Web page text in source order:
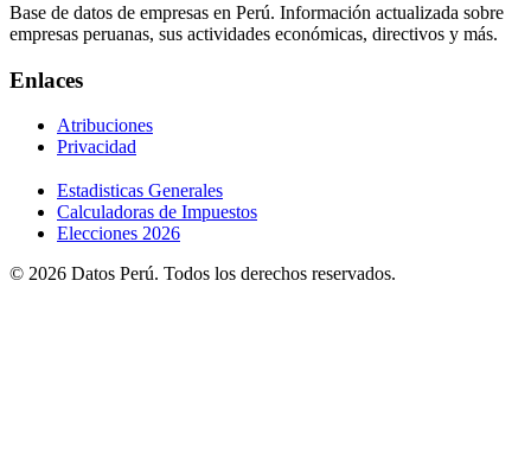
Base de datos de empresas en Perú. Información actualizada sobre
empresas peruanas, sus actividades económicas, directivos y más.
Enlaces
Atribuciones
Privacidad
Estadisticas Generales
Calculadoras de Impuestos
Elecciones 2026
© 2026 Datos Perú. Todos los derechos reservados.